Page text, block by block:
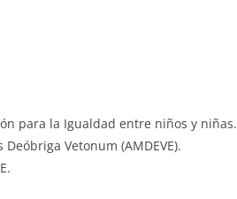
para la Igualdad entre niños y niñas.
Vetonum (AMDEVE).